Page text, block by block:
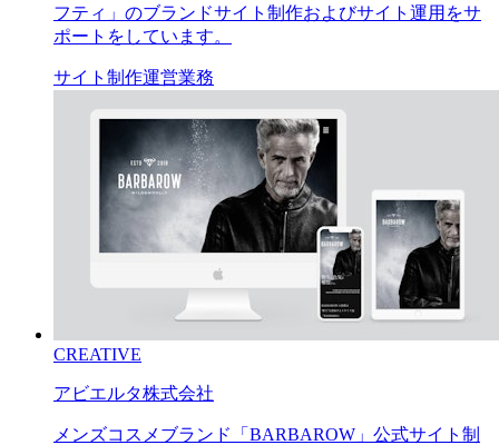
フティ」のブランドサイト制作およびサイト運用をサ
ポートをしています。
サイト制作運営業務
CREATIVE
アビエルタ株式会社
メンズコスメブランド「BARBAROW」公式サイト制